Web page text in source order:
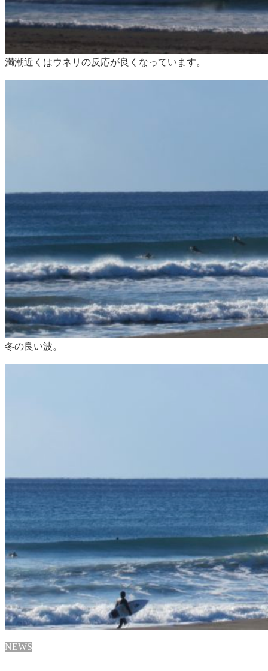
満潮近くはウネリの反応が良くなっています。
冬の良い波。
NEWS